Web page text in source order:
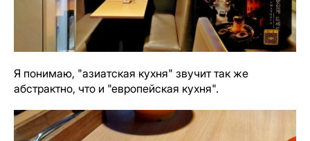
Я понимаю, "азиатская кухня" звучит так же
абстрактно, что и "европейская кухня".